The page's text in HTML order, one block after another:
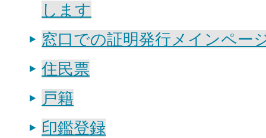
します
窓口での証明発行メインペー
住民票
戸籍
印鑑登録